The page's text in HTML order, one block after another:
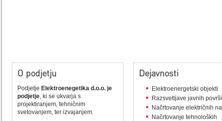
O podjetju
Podjetje Elektroenegetika d.o.o. je
podjetje, ki se ukvarja s
projektiranjem, tehničnim
svetovanjem, ter izvajanjem.
Dejavnosti
Elektroenergetski objekti
Razsvetljave javnih
Načrtovanje električnih
Načrtovanje tehnoloških